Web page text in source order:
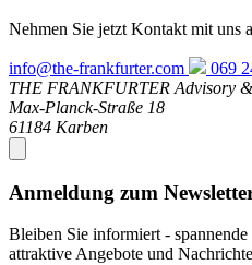
Nehmen Sie jetzt Kontakt mit uns
info@the-frankfurter.com
069
THE FRANKFURTER Advisory
Max-Planck-Straße 18
61184 Karben
Anmeldung zum
Bleiben Sie informiert - spannende
attraktive Angebote und